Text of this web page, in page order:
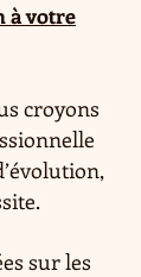
à votre
croyons
sur les